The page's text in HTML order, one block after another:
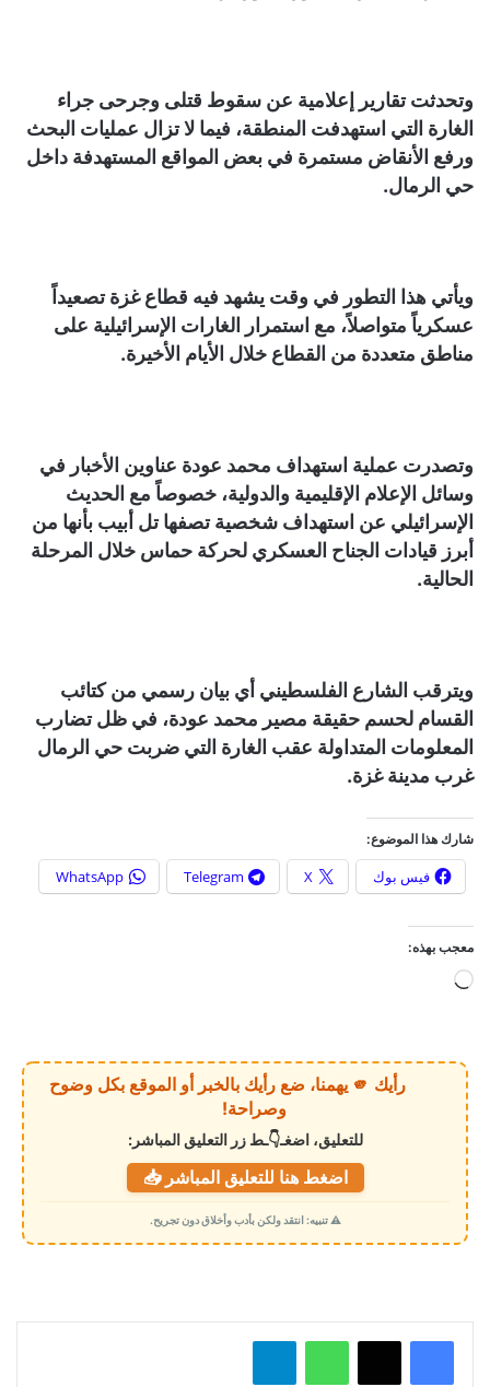
وتحدثت تقارير إعلامية عن سقوط قتلى وجرحى جراء
الغارة التي استهدفت المنطقة، فيما لا تزال عمليات البحث
ورفع الأنقاض مستمرة في بعض المواقع المستهدفة داخل
حي الرمال.
ويأتي هذا التطور في وقت يشهد فيه قطاع غزة تصعيداً
عسكرياً متواصلاً، مع استمرار الغارات الإسرائيلية على
مناطق متعددة من القطاع خلال الأيام الأخيرة.
وتصدرت عملية استهداف محمد عودة عناوين الأخبار في
وسائل الإعلام الإقليمية والدولية، خصوصاً مع الحديث
الإسرائيلي عن استهداف شخصية تصفها تل أبيب بأنها من
أبرز قيادات الجناح العسكري لحركة حماس خلال المرحلة
الحالية.
ويترقب الشارع الفلسطيني أي بيان رسمي من كتائب
القسام لحسم حقيقة مصير محمد عودة، في ظل تضارب
المعلومات المتداولة عقب الغارة التي ضربت حي الرمال
غرب مدينة غزة.
شارك هذا الموضوع:
فيس بوك X
Telegram
WhatsApp
معجب بهذه:
ي
م
ي
رأيك 🫵 يهمنا، ضع رأيك بالخبر أو الموقع بكل وضوح
وصراحة!
للتعليق، اضغـ👇ـط زر التعليق المباشر:
اضغط هنا للتعليق المباشر 📥
⚠️ تنبيه: انتقد ولكن بأدب وأخلاق دون تجريح.
واتساب